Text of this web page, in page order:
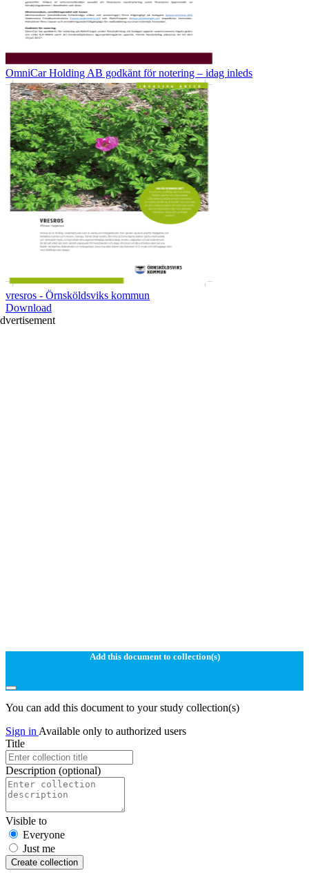
OmniCar Holding AB godkänt för notering – idag inleds
vresros - Örnsköldsviks kommun
Download
Add this document to collection(s)
You can add this document to your study collection(s)
Sign in Available only to authorized users
Title
Description (optional)
Visible to
Everyone
Just me
Create collection